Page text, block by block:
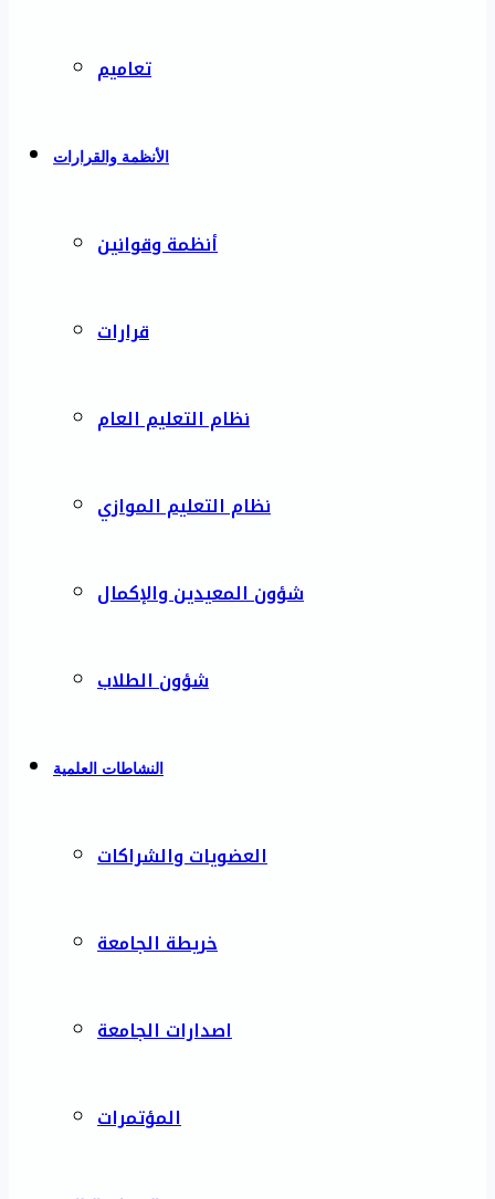
تعاميم
الأنظمة والقرارات
أنظمة وقوانين
قرارات
نظام التعليم العام
نظام التعليم الموازي
شؤون المعيدين والإكمال
شؤون الطلاب
النشاطات العلمية
العضويات والشراكات
خريطة الجامعة
اصدارات الجامعة
المؤتمرات